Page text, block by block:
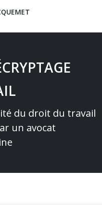
du droit du travail
un avocat